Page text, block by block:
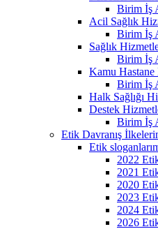
Birim İş
Acil Sağlık
Birim İş
Sağlık
Birim İş
Kamu Hastane
Birim İş
Halk Sağlığı
Destek
Birim İş
Etik Davranış
Etik
2022
2021
2020
2023
2024
2026